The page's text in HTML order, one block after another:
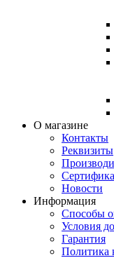
О магазине
Контакты
Реквизиты
Новости
Информация
Способы
Условия
Гарантия
Политика